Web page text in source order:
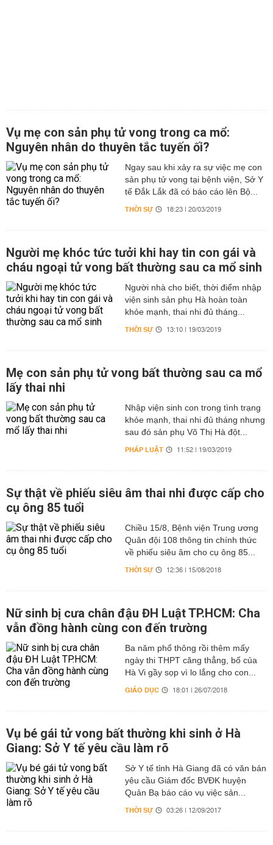
Vụ mẹ con sản phụ tử vong trong ca mổ:
Nguyên nhân do thuyên tắc tuyến ối?
Ngay sau khi xảy ra sự việc mẹ con
sản phụ tử vong tại bệnh viện, Sở Y
tế Đắk Lắk đã có báo cáo lên Bộ...
THỜI SỰ 18:23 | 20/03/2019
Người mẹ khóc tức tưởi khi hay tin con gái và
cháu ngoại tử vong bất thường sau ca mổ sinh
Người nhà cho biết, thời điểm nhập
viện sinh sản phụ Hà hoàn toàn
khỏe mạnh, thai nhi đủ tháng...
THỜI SỰ 13:10 | 19/03/2019
Mẹ con sản phụ tử vong bất thường sau ca mổ
lấy thai nhi
Nhập viện sinh con trong tình trạng
khỏe mạnh, thai nhi đủ tháng nhưng
sau đó sản phụ Võ Thị Hà đột...
PHÁP LUẬT 11:52 | 19/03/2019
Sự thật về phiếu siêu âm thai nhi được cấp cho
cụ ông 85 tuổi
Chiều 15/8, Bệnh viện Trung ương
Quân đội 108 thông tin chính thức
về phiếu siêu âm cho cụ ông 85...
THỜI SỰ 12:36 | 15/08/2018
Nữ sinh bị cưa chân đậu ĐH Luật TP.HCM: Cha
vẫn đồng hành cùng con đến trường
Ba năm phổ thông rồi thêm mấy
ngày thi THPT căng thẳng, bố của
Hà Vi gầy sọp vì lo lắng cho con...
GIÁO DỤC 18:01 | 26/07/2018
Vụ bé gái tử vong bất thường khi sinh ở Hà
Giang: Sở Y tế yêu cầu làm rõ
Sở Y tế tỉnh Hà Giang đã có văn bản
yêu cầu Giám đốc BVĐK huyện
Quản Bạ báo cáo vụ việc sản...
THỜI SỰ 03:26 | 12/09/2017